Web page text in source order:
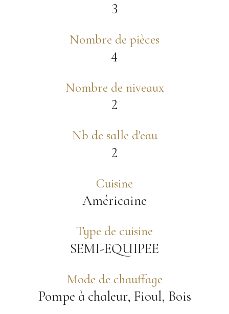
3
Nombre de pièces
4
Nombre de niveaux
2
Nb de salle d'eau
2
Cuisine
Américaine
Type de cuisine
SEMI-EQUIPEE
Mode de chauffage
Pompe à chaleur, Fioul, Bois